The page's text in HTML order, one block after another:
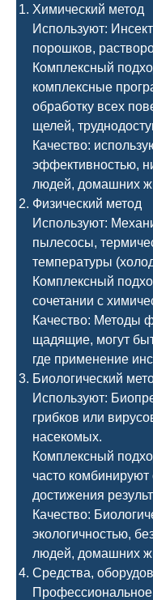
Химический метод
Используют:
порошков,
Комплексный
комплексные
обработку всех
щелей,
Качество:
эффективностью,
людей, домашних
Физический метод
Используют:
пылесосы,
температуры
Комплексный
сочетании с
Качество: Методы
щадящие, могут
где применение
Биологический
Используют:
грибков или
насекомых.
Комплексный
часто
достижения
Качество:
экологичностью,
людей, домашних
Средства,